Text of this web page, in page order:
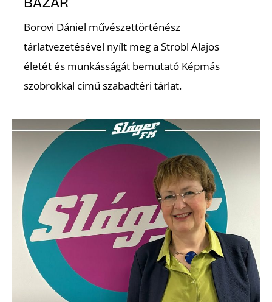
Borovi Dániel művészettörténész
tárlatvezetésével nyílt meg a Strobl Alajos
életét és munkásságát bemutató Képmás
szobrokkal című szabadtéri tárlat.